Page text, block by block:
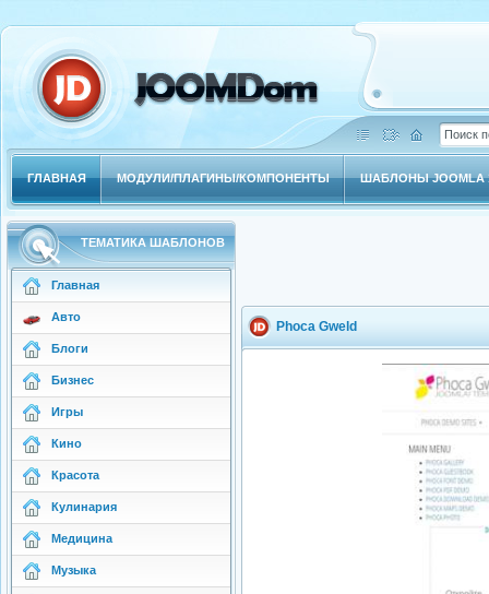
ГЛАВНАЯ МОДУЛИ/ПЛАГИНЫ/КОМПОНЕНТЫ ШАБЛОНЫ JOOMLA
ТЕМАТИКА ШАБЛОНОВ
Главная
Авто
Блоги
Бизнес
Игры
Кино
Красота
Кулинария
Медицина
Музыка
Phoca Gweld